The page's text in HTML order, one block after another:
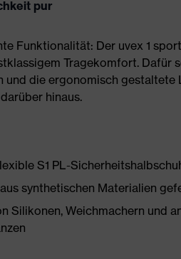
pur
Funktionalität: Der uvex 1
Tragekomfort. Dafür
die ergonomisch gestaltete
hinaus.
S1 PL-
synthetischen Materialien
Silikonen, Weichmachern und